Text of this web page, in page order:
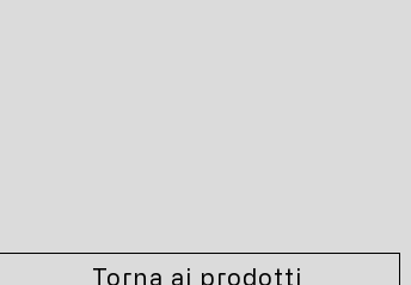
Torna ai prodotti